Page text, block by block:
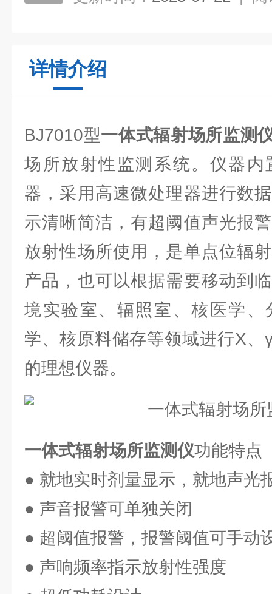
详情介绍
BJ7010型一体式辐射场所监测
场所放射性监测系统。仪器内
器，采用高速微处理器进行数
示清晰简洁，有超阈值声光报
放射性场所使用，是单点位辐
产品，也可以根据需要移动到
境实验室、辐照室、核医学、
学、核原料储存等领域进行X、
的理想仪器。
一体式辐射场所监测仪功能特点
● 就地实时剂量显示，就地声光
● 声音报警可单独关闭
● 超阈值报警，报警阈值可手动
● 声响频率指示放射性强度